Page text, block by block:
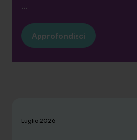
...
Approfondisci
Luglio 2026